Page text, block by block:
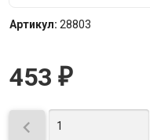
Артикул: 28803
453 ₽
